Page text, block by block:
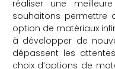
réaliser une
souhaitons permettre
option de matériaux
à développer de
dépassent les
choix d’options de